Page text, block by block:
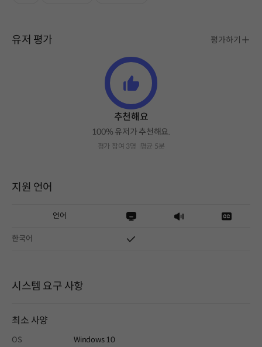
유저 평가 평가하기
추천해요
100% 유저가 추천해요.
평가 참여 3명 평균 5분
지원 언어
언어
한국어
시스템 요구 사항
최소 사양
OS
Windows 10